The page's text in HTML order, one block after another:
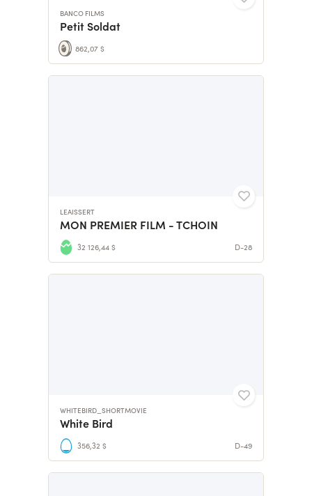
BANCO FILMS
Petit Soldat
862,07 $
LEAISSERT
MON PREMIER FILM - TCHOIN
32 126,44 $ D-28
WHITEBIRD_SHORTMOVIE
White Bird
356,32 $ D-49